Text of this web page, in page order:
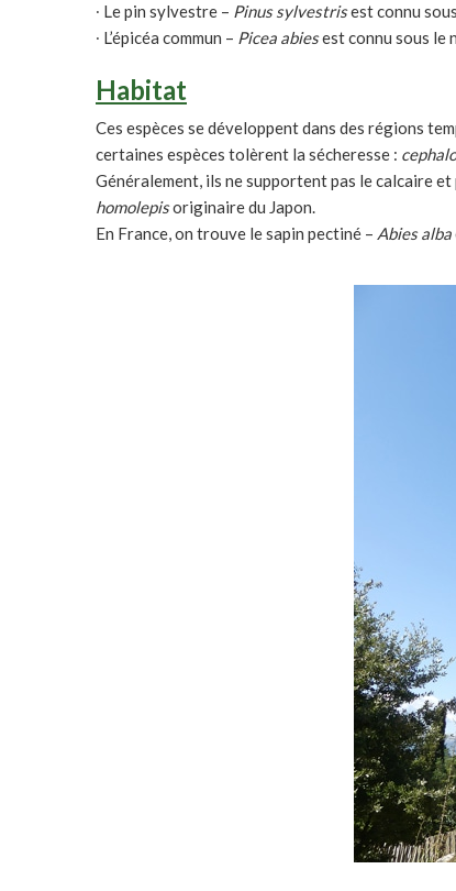
∙ Le pin sylvestre – Pinus sylvestrisest connu
∙ L’épicéa commun – Picea abiesest connu sous le
Habitat
Ces espèces se développent dans des régions
certaines espèces tolèrent la sécheresse :
Généralement, ils ne supportent pas le calcaire
homolepisoriginaire du Japon.
En France, on trouve le sapin pectiné – Abies alba